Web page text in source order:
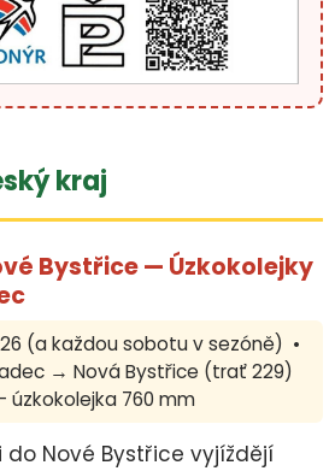
kraj
Bystřice — Úzkokolejky
(a každou sobotu v sezóně) •
→ Nová Bystřice (trať 229)
úzkokolejka 760 mm
Nové Bystřice vyjíždějí